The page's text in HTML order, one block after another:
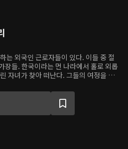
는 외국인 근로자들이 있다. 이들 중 절
장들. 한국이라는 먼 나라에서 홀로 외롭
자녀가 찾아 떠난다. 그들의 여정을 따
사랑의 의미를 찾는다.